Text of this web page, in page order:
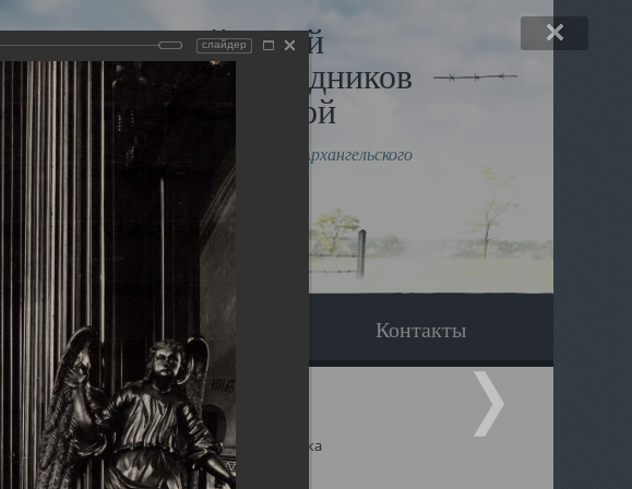
Виртуальный музей
и исповедников
Земли Архангельской
по благословлению митрополита Архангельского
и Холмогорского Даниила
Вопрос-ответ Контакты
Свято-Троицкий собор Архангельска
слайдер